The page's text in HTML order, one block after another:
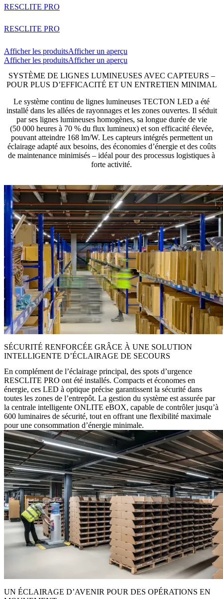
RESCLITE PRO
RESCLITE PRO
Afficher les produitsAfficher un aperçu
Afficher les produitsAfficher un aperçu
SYSTÈME DE LIGNES LUMINEUSES AVEC CAPTEURS –
POUR PLUS D’EFFICACITÉ ET UN ENTRETIEN MINIMAL
Le système continu de lignes lumineuses TECTON LED a été
installé dans les allées de rayonnages et les zones ouvertes. Il séduit
par ses lignes lumineuses homogènes, sa longue durée de vie
(50 000 heures à 70 % du flux lumineux) et son efficacité élevée,
pouvant atteindre 168 lm/W. Les capteurs intégrés permettent un
éclairage adapté aux besoins, des économies d’énergie et des coûts
de maintenance minimisés – idéal pour des processus logistiques à
forte activité.
SÉCURITÉ RENFORCÉE GRÂCE À UNE SOLUTION
INTELLIGENTE D’ÉCLAIRAGE DE SECOURS
En complément de l’éclairage principal, des spots d’urgence
RESCLITE PRO ont été installés. Compacts et économes en
énergie, ces LED à optique précise garantissent la sécurité dans
toutes les zones de l’entrepôt. La gestion du système est assurée par
la centrale intelligente ONLITE eBOX, capable de contrôler jusqu’à
600 luminaires de sécurité, tout en offrant une flexibilité maximale
pour une consommation d’énergie minimale.
UN ÉCLAIRAGE D’AVENIR POUR DES OPÉRATIONS EN